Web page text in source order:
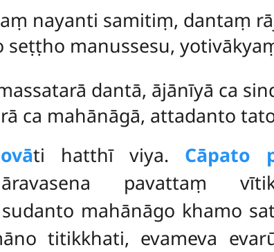
nayanti samitiṃ, dantaṃ
seṭṭho manussesu,
dantā, ājānīyā ca
ca mahānāgā, attadanto tato
ti hatthī viya. Cāpato
pavattaṃ
mahānāgo khamo
titikkhati, evameva